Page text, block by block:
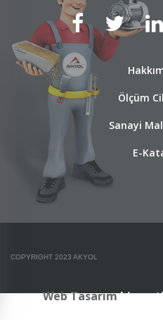
Ölçüm
Sanayi
E-
COPYRIGHT 2023 AKYOL
Web Tasarım